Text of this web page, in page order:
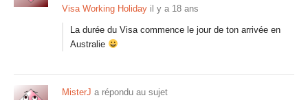
Visa Working Holiday il y a 18 ans
La durée du Visa commence le jour de ton arrivée en
Australie
MisterJ a répondu au sujet